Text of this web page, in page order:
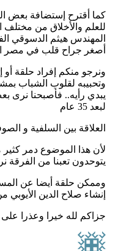
كما أقترح إستضافة بعض الشباب
للعلم والأخلاق من مختلف
المهندس هيثم الدسوقي الفائز
أصغر جراح قلب في مصر
ونرجو منكم إفراد حلقة أو
وتحبيبه لقلوب الشباب
يبدي رأيه.. فأصبحنا نرى بعض
العلاقة بين السلفية و الصوفية
لأن هذا الموضوع دمر كثير من
يتوحدون تعبنا من الفرقة نريد
وممكن حلقة أيضا عن المسجد
إنشاء صلاح الدين الأيوبي من
جزاكم لله خيرا وعذرا على